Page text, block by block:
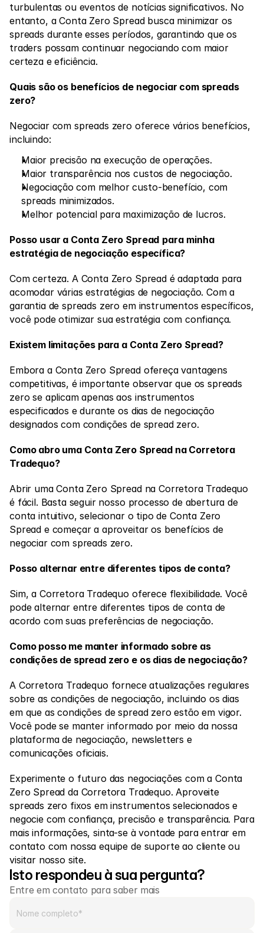
Investimento 101
Calendário Econômico
Snaps
turbulentas ou eventos de notícias significativos. No
entanto, a Conta Zero Spread busca minimizar os
spreads durante esses períodos, garantindo que os
traders possam continuar negociando com maior
certeza e eficiência.
Quais são os benefícios de negociar com spreads
zero?
Negociar com spreads zero oferece vários benefícios,
incluindo:
Maior precisão na execução de operações.
Maior transparência nos custos de negociação.
Negociação com melhor custo-benefício, com
spreads minimizados.
Melhor potencial para maximização de lucros.
Posso usar a Conta Zero Spread para minha
estratégia de negociação específica?
Com certeza. A Conta Zero Spread é adaptada para
acomodar várias estratégias de negociação. Com a
garantia de spreads zero em instrumentos específicos,
você pode otimizar sua estratégia com confiança.
Existem limitações para a Conta Zero Spread?
Embora a Conta Zero Spread ofereça vantagens
competitivas, é importante observar que os spreads
zero se aplicam apenas aos instrumentos
especificados e durante os dias de negociação
designados com condições de spread zero.
Como abro uma Conta Zero Spread na Corretora
Tradequo?
Abrir uma Conta Zero Spread na Corretora Tradequo
é fácil. Basta seguir nosso processo de abertura de
conta intuitivo, selecionar o tipo de Conta Zero
Spread e começar a aproveitar os benefícios de
negociar com spreads zero.
Posso alternar entre diferentes tipos de conta?
Sim, a Corretora Tradequo oferece flexibilidade. Você
pode alternar entre diferentes tipos de conta de
acordo com suas preferências de negociação.
Como posso me manter informado sobre as
condições de spread zero e os dias de negociação?
A Corretora Tradequo fornece atualizações regulares
sobre as condições de negociação, incluindo os dias
em que as condições de spread zero estão em vigor.
Você pode se manter informado por meio da nossa
plataforma de negociação, newsletters e
comunicações oficiais.
Experimente o futuro das negociações com a Conta
Zero Spread da Corretora Tradequo. Aproveite
spreads zero fixos em instrumentos selecionados e
negocie com confiança, precisão e transparência. Para
mais informações, sinta-se à vontade para entrar em
contato com nossa equipe de suporte ao cliente ou
visitar nosso site.
Isto respondeu à sua pergunta?
Entre em contato para saber mais